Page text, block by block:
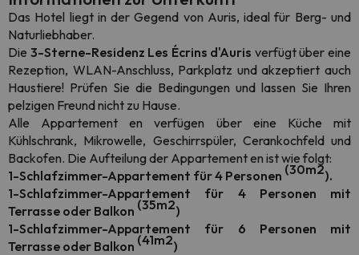
Das Hotel liegt in der Gegend von Auris, ideal für Berg- und
Naturliebhaber.
Die 3-Sterne-Residenz Les Écrins d'Auris verfügt über eine
Rezeption, WLAN-Anschluss, Parkplatz und akzeptiert auch
Haustiere! Prüfen Sie die Bedingungen und lassen Sie Ihren
pelzigen Freund nicht zu Hause.
Alle Appartement en verfügen über eine Küche mit
Kühlschrank, Mikrowelle, Geschirrspüler, Cerankochfeld und
Backofen. Die Aufteilung der Appartement en ist wie folgt:
1-Schlafzimmer-Appartement für 4 Personen (30m2).
1-Schlafzimmer-Appartement für 4 Personen mit
Terrasse oder Balkon (35m2)
1-Schlafzimmer-Appartement für 6 Personen mit
Terrasse oder Balkon (41m2)